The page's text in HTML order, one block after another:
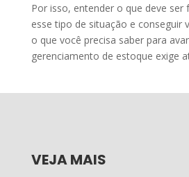
Por isso, entender o que deve ser
esse tipo de situação e conseguir
o que você precisa saber para
gerenciamento de estoque exige
VEJA MAIS